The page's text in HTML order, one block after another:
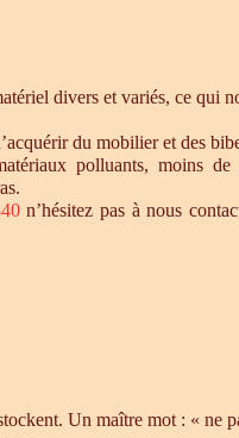
divers et variés, ce qui
du mobilier et des
polluants, moins
n’hésitez pas à nous
Un maître mot : « ne